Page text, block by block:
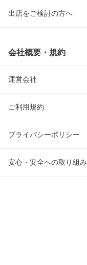
出店をご検討の方へ
会社概要・規約
運営会社
ご利用規約
プライバシーポリシー
安心・安全への取り組み